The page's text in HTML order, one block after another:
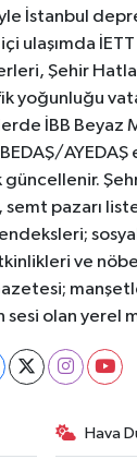
İstanbul
ulaşımda
Şehir
yoğunluğu
İBB Beyaz
güncellenir.
semt pazarı
ve
sesi olan yerel
Hava